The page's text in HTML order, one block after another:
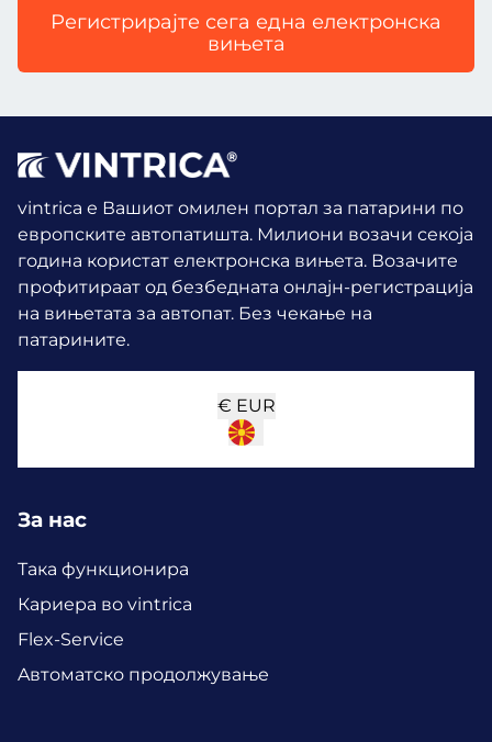
Регистрирајте сега една електронска
вињета
vintrica е Вашиот омилен портал за патарини по
европските автопатишта. Милиони возачи секоја
година користат електронска вињета. Возачите
профитираат од безбедната онлајн-регистрација
на вињетата за автопат. Без чекање на
патарините.
€ EUR
За нас
Така функционира
Кариера во vintrica
Flex-Service
Aвтоматско продолжување